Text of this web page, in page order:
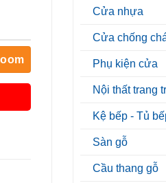
Cửa nhựa
Cửa chống
Phụ kiện cửa
Nội thất trang
Kệ bếp - Tủ
Sàn gỗ
Cầu thang gỗ